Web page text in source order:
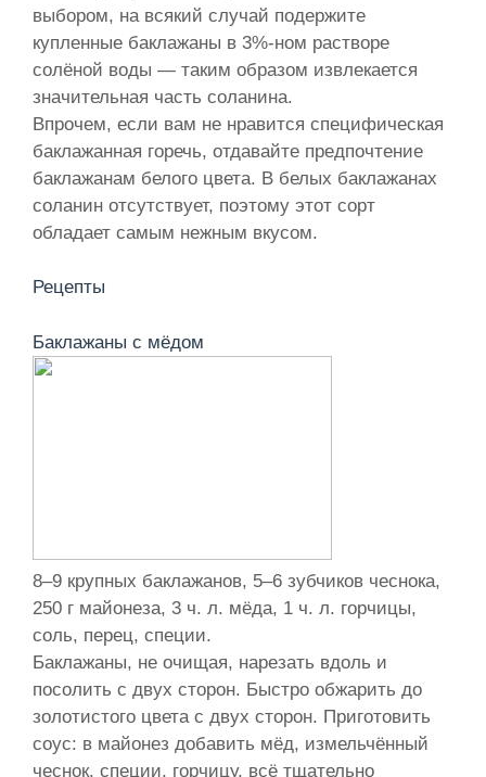
выбором, на всякий случай подержите
купленные баклажаны в 3%-ном растворе
солёной воды — таким образом извлекается
значительная часть соланина.
Впрочем, если вам не нравится специфическая
баклажанная горечь, отдавайте предпочтение
баклажанам белого цвета. В белых баклажанах
соланин отсутствует, поэтому этот сорт
обладает самым нежным вкусом.
Рецепты
Баклажаны с мёдом
8–9 крупных баклажанов, 5–6 зубчиков чеснока,
250 г майонеза, 3 ч. л. мёда, 1 ч. л. горчицы,
соль, перец, специи.
Баклажаны, не очищая, нарезать вдоль и
посолить с двух сторон. Быстро обжарить до
золотистого цвета с двух сторон. Приготовить
соус: в майонез добавить мёд, измельчённый
чеснок, специи, горчицу, всё тщательно